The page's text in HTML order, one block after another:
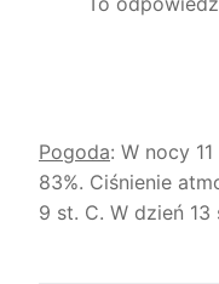
Pogoda: W nocy
83%. Ciśnienie
9 st. C. W dzień